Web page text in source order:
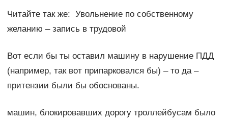
Читайте так же: Увольнение по собственному
желанию – запись в трудовой
Вот если бы ты оставил машину в нарушение ПДД
(например, так вот припарковался бы) – то да –
притензии были бы обоснованы.
машин, блокировавших дорогу троллейбусам было